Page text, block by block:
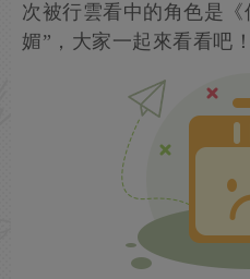
次被行雲看中的角色是《
媚”，大家一起來看看吧！